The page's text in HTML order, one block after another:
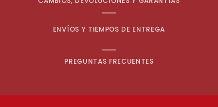
ENVÍOS Y TIEMPOS DE ENTREGA
PREGUNTAS FRECUENTES